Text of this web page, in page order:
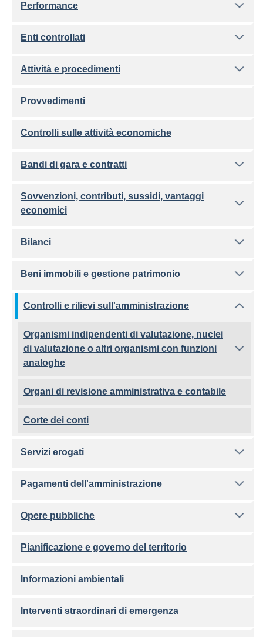
Performance
Enti controllati
Attività e procedimenti
Provvedimenti
Controlli sulle attività economiche
Bandi di gara e contratti
Sovvenzioni, contributi, sussidi, vantaggi
economici
Bilanci
Beni immobili e gestione patrimonio
Controlli e rilievi sull'amministrazione
Organismi indipendenti di valutazione, nuclei
di valutazione o altri organismi con funzioni
analoghe
Organi di revisione amministrativa e contabile
Corte dei conti
Servizi erogati
Pagamenti dell'amministrazione
Opere pubbliche
Pianificazione e governo del territorio
Informazioni ambientali
Interventi straordinari di emergenza